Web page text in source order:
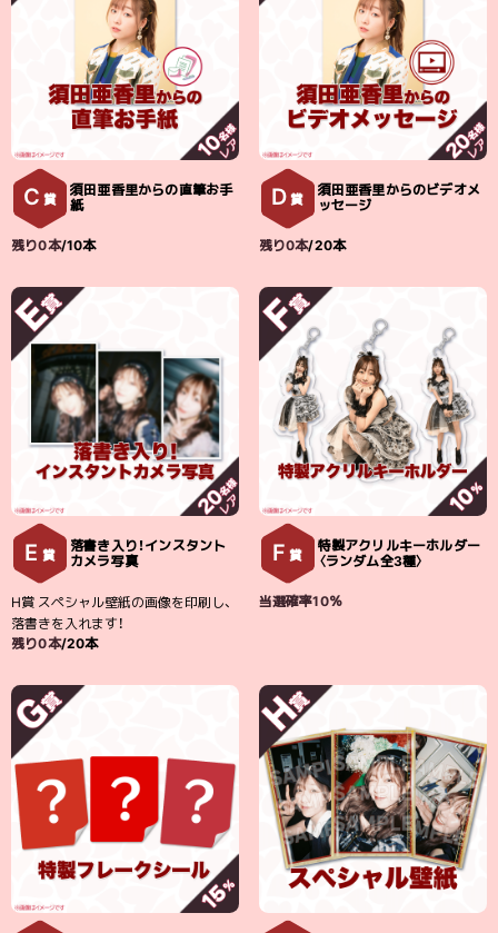
C 賞
須田亜香里からの直筆お手
紙
残り0本/10本
D 賞
須田亜香里からのビデオメ
ッセージ
残り0本/20本
E 賞
落書き入り！インスタント
カメラ写真
H賞 スペシャル壁紙の画像を印刷し、
落書きを入れます！
残り0本/20本
F 賞
特製アクリルキーホルダー
〈ランダム全3種〉
当選確率10％